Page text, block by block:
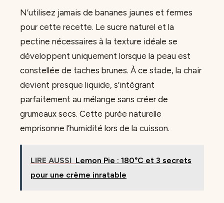
N’utilisez jamais de bananes jaunes et fermes
pour cette recette. Le sucre naturel et la
pectine nécessaires à la texture idéale se
développent uniquement lorsque la peau est
constellée de taches brunes. À ce stade, la chair
devient presque liquide, s’intégrant
parfaitement au mélange sans créer de
grumeaux secs. Cette purée naturelle
emprisonne l’humidité lors de la cuisson.
LIRE AUSSI Lemon Pie : 180°C et 3 secrets
pour une crème inratable